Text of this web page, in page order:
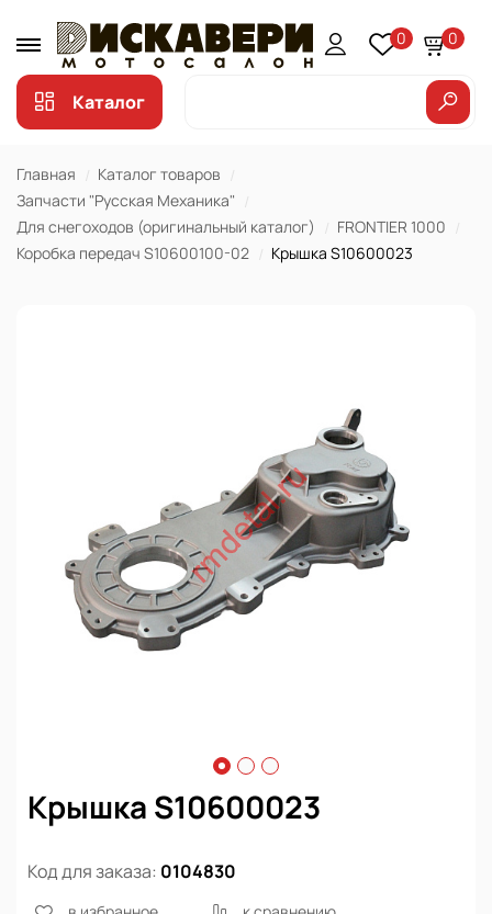
0 0
Каталог
Главная
Каталог товаров
Запчасти "Русская Механика"
Для снегоходов (оригинальный каталог)
FRONTIER 1000
Коробка передач S10600100-02
Крышка S10600023
Крышка S10600023
Код для заказа: 0104830